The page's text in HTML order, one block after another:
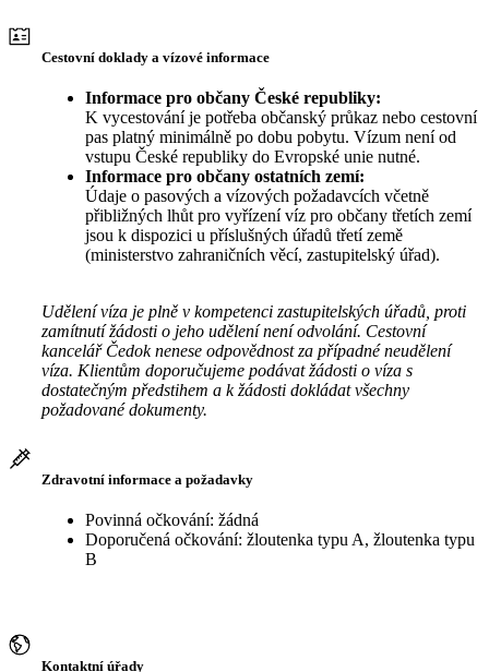
Cestovní doklady a vízové informace
Informace pro občany České republiky:
K vycestování je potřeba občanský průkaz nebo cestovní
pas platný minimálně po dobu pobytu. Vízum není od
vstupu České republiky do Evropské unie nutné.
Informace pro občany ostatních zemí:
Údaje o pasových a vízových požadavcích včetně
přibližných lhůt pro vyřízení víz pro občany třetích zemí
jsou k dispozici u příslušných úřadů třetí země
(ministerstvo zahraničních věcí, zastupitelský úřad).
Udělení víza je plně v kompetenci zastupitelských úřadů, proti
zamítnutí žádosti o jeho udělení není odvolání. Cestovní
kancelář Čedok nenese odpovědnost za případné neudělení
víza. Klientům doporučujeme podávat žádosti o víza s
dostatečným předstihem a k žádosti dokládat všechny
požadované dokumenty.
Zdravotní informace a požadavky
Povinná očkování: žádná
Doporučená očkování: žloutenka typu A, žloutenka typu
B
Kontaktní úřady